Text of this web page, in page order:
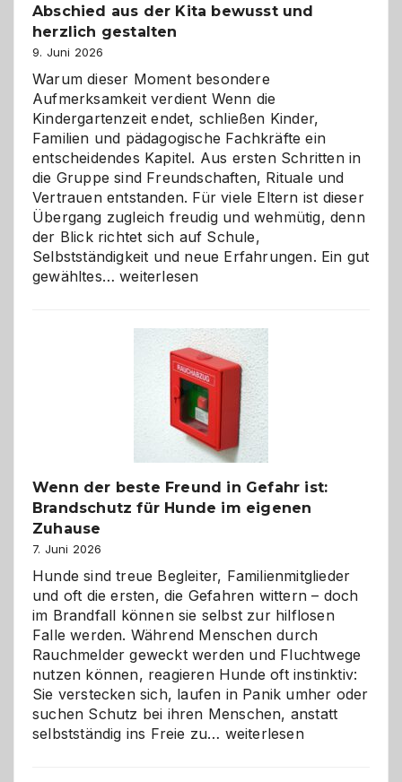
Abschied aus der Kita bewusst und
herzlich gestalten
9. Juni 2026
Warum dieser Moment besondere
Aufmerksamkeit verdient Wenn die
Kindergartenzeit endet, schließen Kinder,
Familien und pädagogische Fachkräfte ein
entscheidendes Kapitel. Aus ersten Schritten in
die Gruppe sind Freundschaften, Rituale und
Vertrauen entstanden. Für viele Eltern ist dieser
Übergang zugleich freudig und wehmütig, denn
der Blick richtet sich auf Schule,
Selbstständigkeit und neue Erfahrungen. Ein gut
gewähltes…Abschied
bewusst
herzlich
gestalten
weiterlesen
Wenn der beste Freund in Gefahr ist:
Brandschutz für Hunde im eigenen
Zuhause
7. Juni 2026
Hunde sind treue Begleiter, Familienmitglieder
und oft die ersten, die Gefahren wittern – doch
im Brandfall können sie selbst zur hilflosen
Falle werden. Während Menschen durch
Rauchmelder geweckt werden und Fluchtwege
nutzen können, reagieren Hunde oft instinktiv:
Sie verstecken sich, laufen in Panik umher oder
suchen Schutz bei ihren Menschen, anstatt
selbstständig ins Freie zu… Wenn
weiterlesen